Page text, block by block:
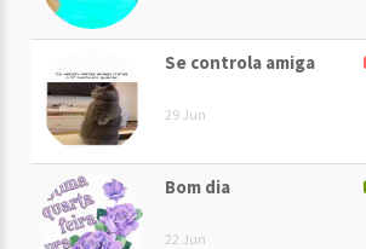
Se controla amiga
29 Jun
Bom dia
22 Jun